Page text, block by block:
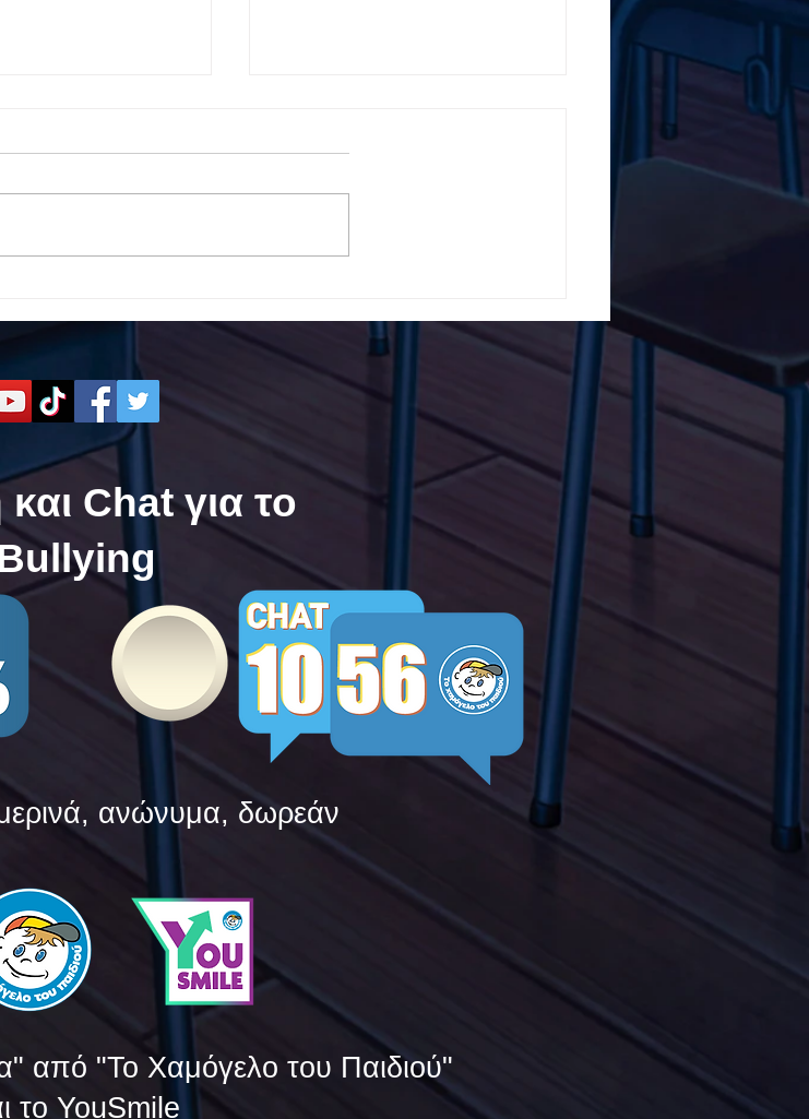
τα σχολεία της
τις
τους ενάντια στο
| Μίλα Τώρα. Με σύνθημα
"Μίλα Τώρα" όλα τα σχολεία
της Ελλάδας ενώνουν τις
δυνάμεις τους ενάντια στο
Chat για το
ανώνυμα, δωρεάν
από "Το Χαμόγελο του Παιδιού"
το YouSmile